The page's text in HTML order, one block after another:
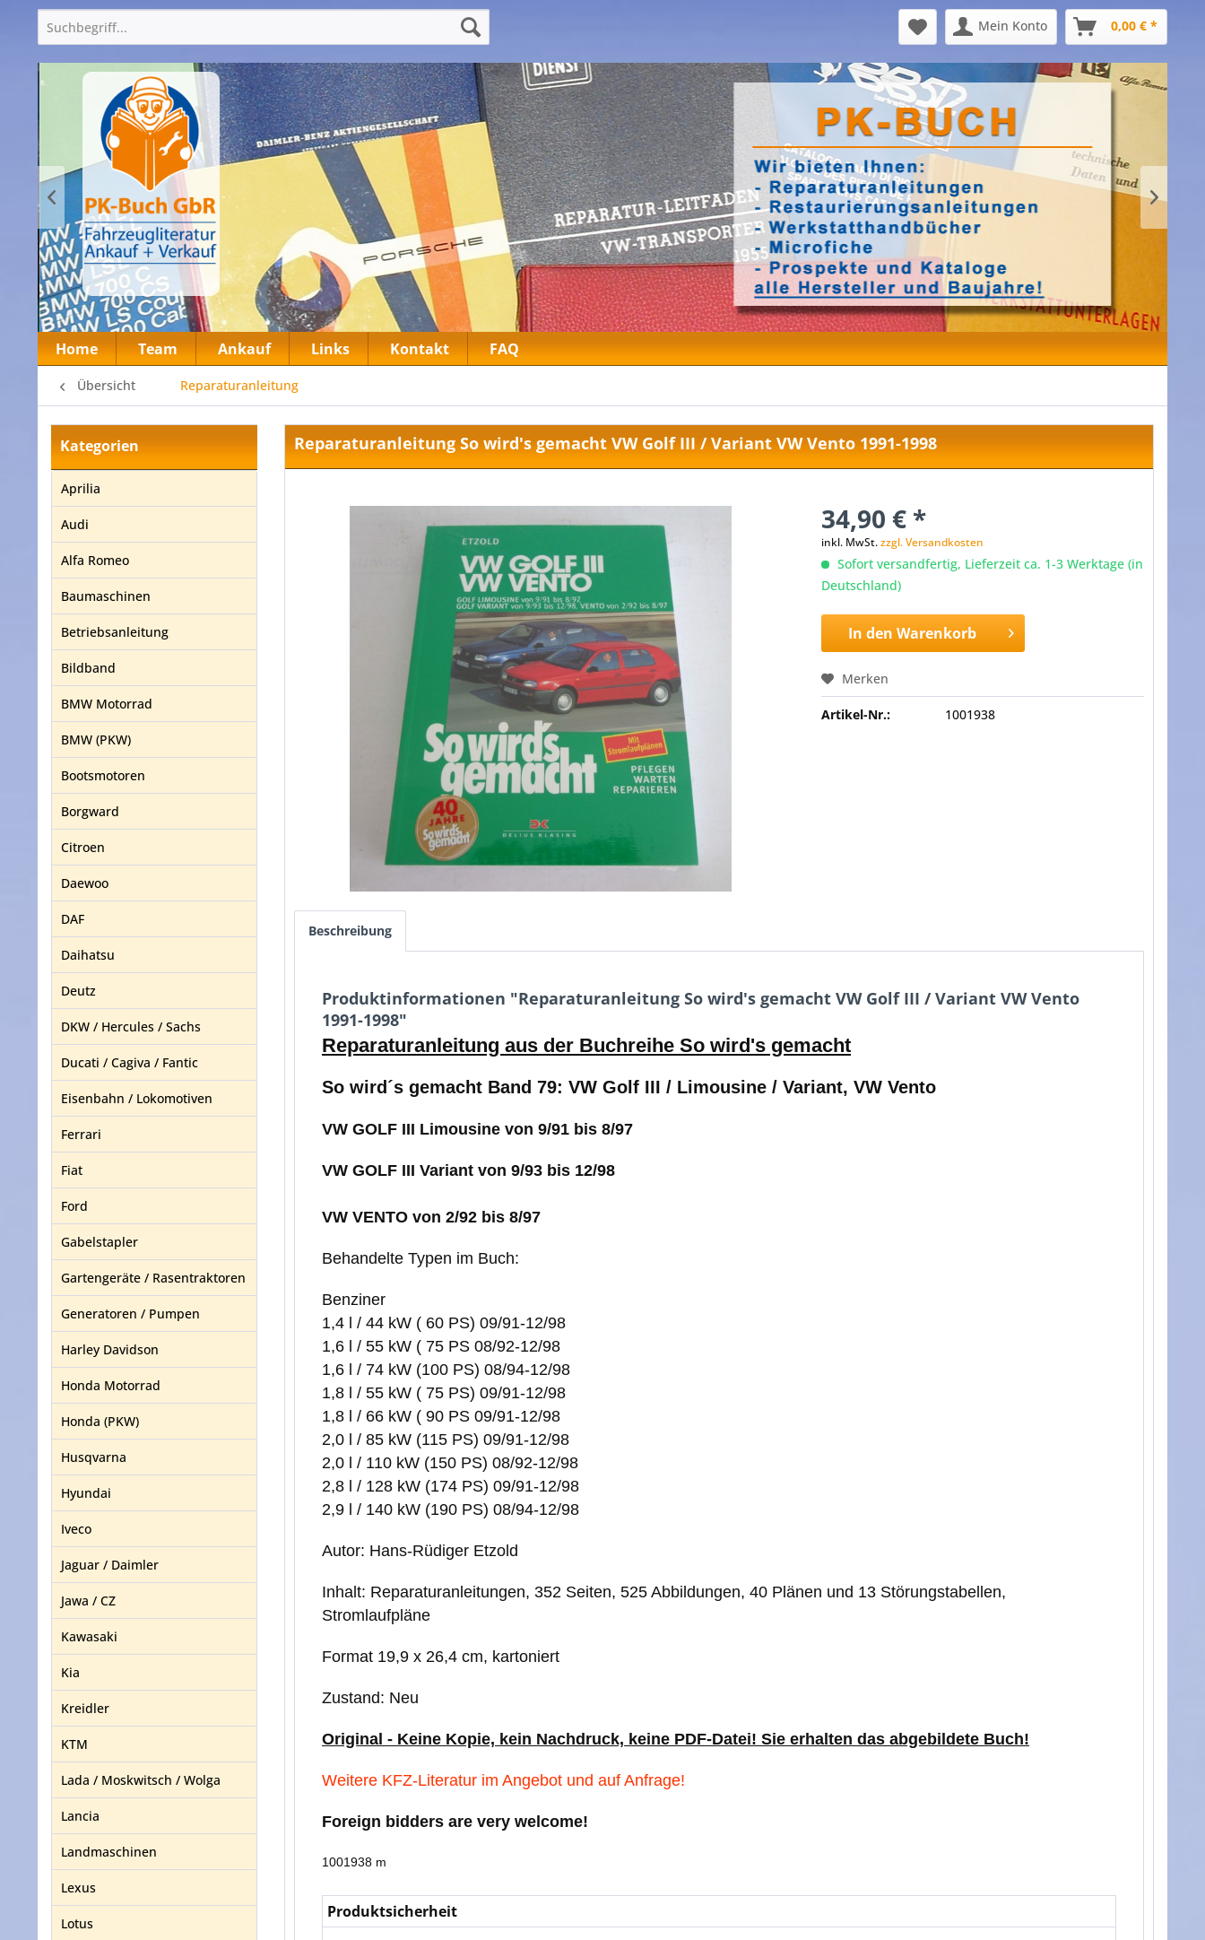
Mein Konto 0,00 € *
Home Team Ankauf Links Kontakt FAQ
Übersicht Reparaturanleitung
Kategorien
Aprilia
Audi
Alfa Romeo
Baumaschinen
Betriebsanleitung
Bildband
BMW Motorrad
BMW (PKW)
Bootsmotoren
Borgward
Citroen
Daewoo
DAF
Daihatsu
Deutz
DKW / Hercules / Sachs
Ducati / Cagiva / Fantic
Eisenbahn / Lokomotiven
Ferrari
Fiat
Ford
Gabelstapler
Gartengeräte / Rasentraktoren
Generatoren / Pumpen
Harley Davidson
Honda Motorrad
Honda (PKW)
Husqvarna
Hyundai
Iveco
Jaguar / Daimler
Jawa / CZ
Kawasaki
Kia
Kreidler
KTM
Lada / Moskwitsch / Wolga
Lancia
Landmaschinen
Lexus
Lotus
Reparaturanleitung So wird's gemacht VW Golf III / Variant VW Vento 1991-1998
34,90 € *
inkl. MwSt.zzgl. Versandkosten
Sofort versandfertig, Lieferzeit ca. 1-3 Werktage (in
Deutschland)
In den Warenkorb
Merken
Artikel-Nr.: 1001938
Beschreibung
Produktinformationen "Reparaturanleitung So wird's gemacht VW Golf III / Variant VW Vento
1991-1998"
Reparaturanleitung aus der Buchreihe So wird's gemacht
So wird´s gemacht Band 79: VW Golf III / Limousine / Variant, VW Vento
VW GOLF III Limousine von 9/91 bis 8/97
VW GOLF III Variant von 9/93 bis 12/98
VW VENTO von 2/92 bis 8/97
Behandelte Typen im Buch:
Benziner
1,4 l / 44 kW ( 60 PS) 09/91-12/98
1,6 l / 55 kW ( 75 PS 08/92-12/98
1,6 l / 74 kW (100 PS) 08/94-12/98
1,8 l / 55 kW ( 75 PS) 09/91-12/98
1,8 l / 66 kW ( 90 PS 09/91-12/98
2,0 l / 85 kW (115 PS) 09/91-12/98
2,0 l / 110 kW (150 PS) 08/92-12/98
2,8 l / 128 kW (174 PS) 09/91-12/98
2,9 l / 140 kW (190 PS) 08/94-12/98
Autor: Hans-Rüdiger Etzold
Inhalt: Reparaturanleitungen, 352 Seiten, 525 Abbildungen, 40 Plänen und 13 Störungstabellen,
Stromlaufpläne
Format 19,9 x 26,4 cm, kartoniert
Zustand: Neu
Original - Keine Kopie, kein Nachdruck, keine PDF-Datei! Sie erhalten das abgebildete Buch!
Weitere KFZ-Literatur im Angebot und auf Anfrage!
Foreign bidders are very welcome!
1001938 m
Produktsicherheit